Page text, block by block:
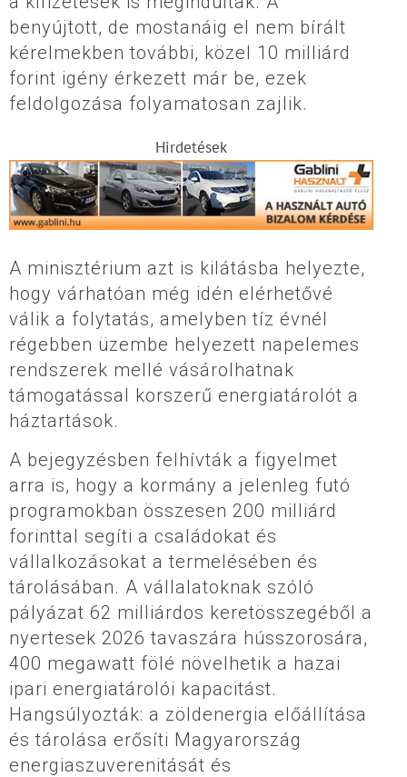
benyújtott, de mostanáig el nem bírált
kérelmekben további, közel 10 milliárd
forint igény érkezett már be, ezek
feldolgozása folyamatosan zajlik.
Hirdetések
A minisztérium azt is kilátásba helyezte,
hogy várhatóan még idén elérhetővé
válik a folytatás, amelyben tíz évnél
régebben üzembe helyezett napelemes
rendszerek mellé vásárolhatnak
támogatással korszerű energiatárolót a
háztartások.
A bejegyzésben felhívták a figyelmet
arra is, hogy a kormány a jelenleg futó
programokban összesen 200 milliárd
forinttal segíti a családokat és
vállalkozásokat a termelésében és
tárolásában. A vállalatoknak szóló
pályázat 62 milliárdos keretösszegéből a
nyertesek 2026 tavaszára hússzorosára,
400 megawatt fölé növelhetik a hazai
ipari energiatárolói kapacitást.
Hangsúlyozták: a zöldenergia előállítása
és tárolása erősíti Magyarország
energiaszuverenitását és